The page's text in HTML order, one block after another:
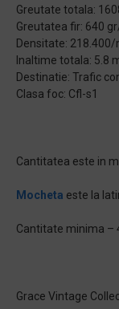
Greutate totala:
Greutatea fir: 640
Densitate: 218.400/
Inaltime totala: 5.8
Destinatie: Trafic
Clasa foc: Cfl-s1
Cantitatea este in
Mocheta este la
Cantitate minima –
Grace Vintage